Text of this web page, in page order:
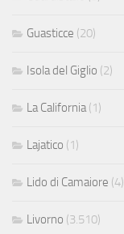
Guasticce (20)
Isola del Giglio (2)
La California (1)
Lajatico (1)
Lido di Camaiore (4)
Livorno (3.510)